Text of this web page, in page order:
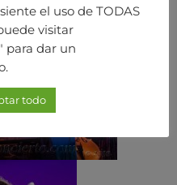
el uso de TODAS
visitar
para dar un
todo